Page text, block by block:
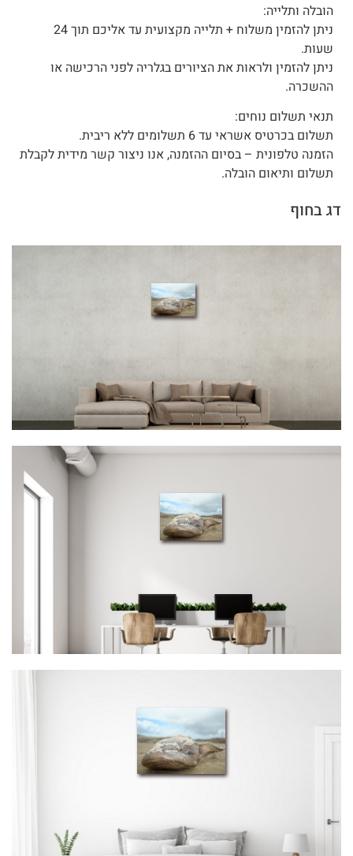
הובלה ותלייה:
ניתן להזמין משלוח + תלייה מקצועית עד אליכם תוך 24
שעות.
ניתן להזמין ולראות את הציורים בגלריה לפני הרכישה או
ההשכרה.
תנאי תשלום נוחים:
תשלום בכרטיס אשראי עד 6 תשלומים ללא ריבית.
הזמנה טלפונית – בסיום ההזמנה, אנו ניצור קשר מידית לקבלת
תשלום ותיאום הובלה.
דג בחוף